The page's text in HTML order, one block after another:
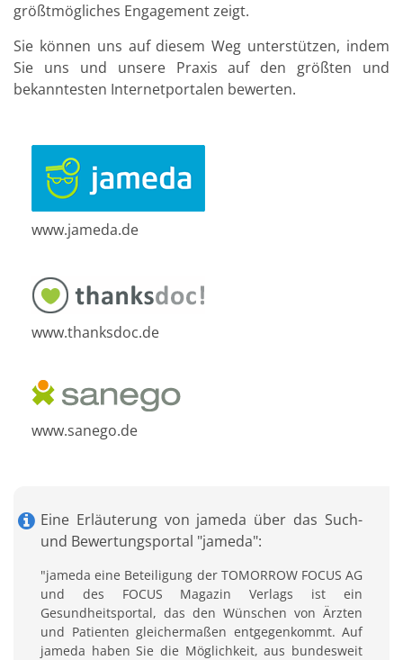
größtmögliches Engagement zeigt.
Sie können uns auf diesem Weg unterstützen, indem
Sie uns und unsere Praxis auf den größten und
bekanntesten Internetportalen bewerten.
www.jameda.de
www.thanksdoc.de
www.sanego.de
Eine Erläuterung von jameda über das Such-
und Bewertungsportal "jameda":
"jameda eine Beteiligung der TOMORROW FOCUS AG
und des FOCUS Magazin Verlags ist ein
Gesundheitsportal, das den Wünschen von Ärzten
und Patienten gleichermaßen entgegenkommt. Auf
jameda haben Sie die Möglichkeit, aus bundesweit